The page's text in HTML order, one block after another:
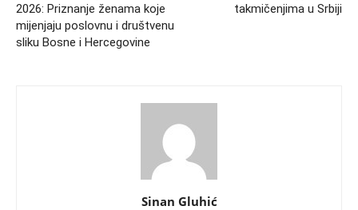
2026: Priznanje ženama koje
mijenjaju poslovnu i društvenu
sliku Bosne i Hercegovine
takmičenjima u Srbiji
Sinan Gluhić